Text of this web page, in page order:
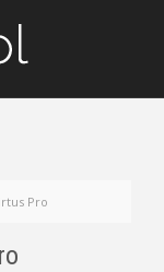
Pro